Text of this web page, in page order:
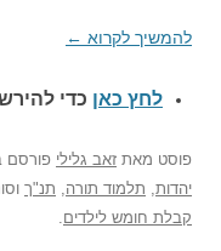
להמשיך לקרוא ←
לחץ כאן כדי
פוסט מאת זאב גלילי פורסם
יהדות תלמוד תורה תנ"ך
קבלת חומש לילדים